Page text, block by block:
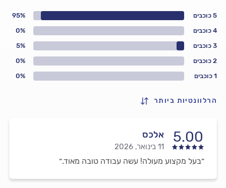
1 כוכבים 0%
2 כוכבים 0%
3 כוכבים 5%
4 כוכבים 0%
5 כוכבים 95%
הרלוונטיות ביותר
5.00 אלכס
11 בינואר, 2026
״בעל מקצוע מעולה! עשה עבודה טובה מאוד.״